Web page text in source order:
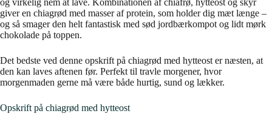
og virkelig nem at lave. Kombinationen af chiafrø, hytteost og skyr
giver en chiagrød med masser af protein, som holder dig mæt længe –
og så smager den helt fantastisk med sød jordbærkompot og lidt mørk
chokolade på toppen.
Det bedste ved denne opskrift på chiagrød med hytteost er næsten, at
den kan laves aftenen før. Perfekt til travle morgener, hvor
morgenmaden gerne må være både hurtig, sund og lækker.
Opskrift på chiagrød med hytteost